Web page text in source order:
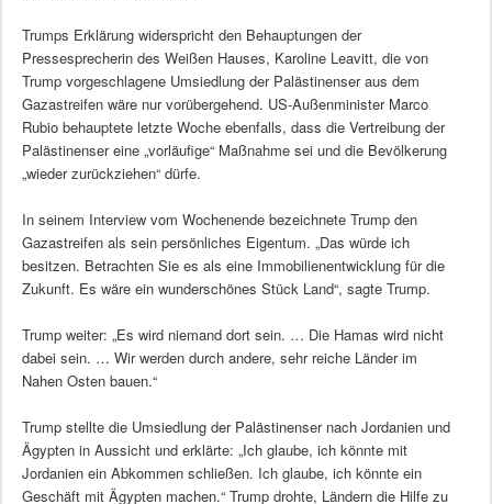
Trumps Erklärung widerspricht den Behauptungen der
Pressesprecherin des Weißen Hauses, Karoline Leavitt, die von
Trump vorgeschlagene Umsiedlung der Palästinenser aus dem
Gazastreifen wäre nur vorübergehend. US-Außenminister Marco
Rubio behauptete letzte Woche ebenfalls, dass die Vertreibung der
Palästinenser eine „vorläufige“ Maßnahme sei und die Bevölkerung
„wieder zurückziehen“ dürfe.
In seinem Interview vom Wochenende bezeichnete Trump den
Gazastreifen als sein persönliches Eigentum. „Das würde ich
besitzen. Betrachten Sie es als eine Immobilienentwicklung für die
Zukunft. Es wäre ein wunderschönes Stück Land“, sagte Trump.
Trump weiter: „Es wird niemand dort sein. … Die Hamas wird nicht
dabei sein. … Wir werden durch andere, sehr reiche Länder im
Nahen Osten bauen.“
Trump stellte die Umsiedlung der Palästinenser nach Jordanien und
Ägypten in Aussicht und erklärte: „Ich glaube, ich könnte mit
Jordanien ein Abkommen schließen. Ich glaube, ich könnte ein
Geschäft mit Ägypten machen.“ Trump drohte, Ländern die Hilfe zu